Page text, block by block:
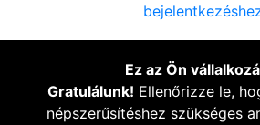
Ez az Ön
Gratulálunk! Ellenőrizze le,
népszerűsítéshez szükséges